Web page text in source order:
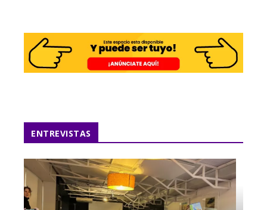
ENTREVISTAS